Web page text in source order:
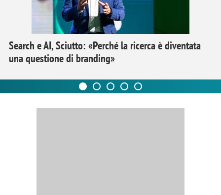
Search e AI, Sciutto: «Perché la ricerca è diventata
una questione di branding»